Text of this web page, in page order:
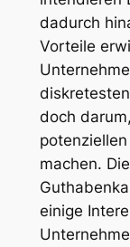
dadurch
Vorteile
doch
machen.
einige